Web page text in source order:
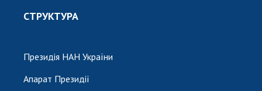
СТРУКТУРА
Президія НАН України
Апарат Президії